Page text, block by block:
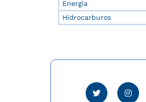
Energía
Hidrocarburos